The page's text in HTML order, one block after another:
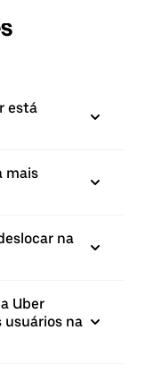
está
mais
na
Uber
usuários na